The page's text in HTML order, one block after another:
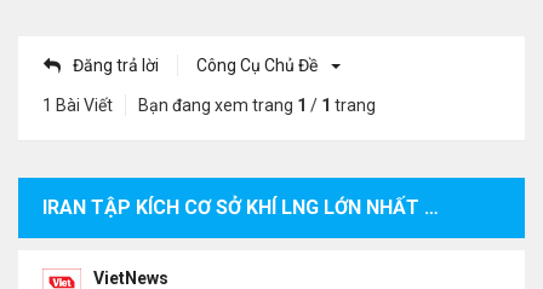
Đăng trả lời Công Cụ Chủ Đề
1 Bài Viết Bạn đang xem trang 1 / 1 trang
IRAN TẬP KÍCH CƠ SỞ KHÍ LNG LỚN NHẤT THẾ GIỚI Ở QATAR
VietNews